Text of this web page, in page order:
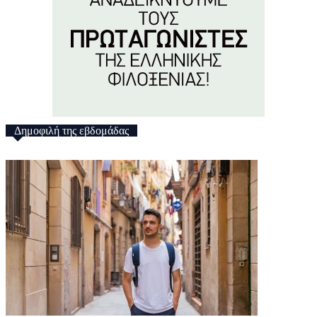
Δημοφιλή της εβδομάδας